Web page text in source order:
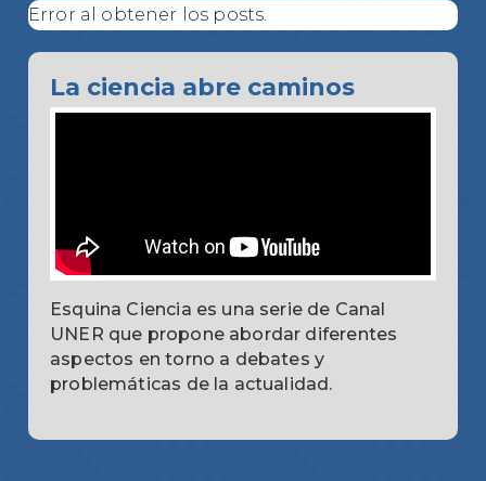
Error al obtener los posts.
La ciencia abre caminos
Esquina Ciencia es una serie de Canal
UNER que propone abordar diferentes
aspectos en torno a debates y
problemáticas de la actualidad.